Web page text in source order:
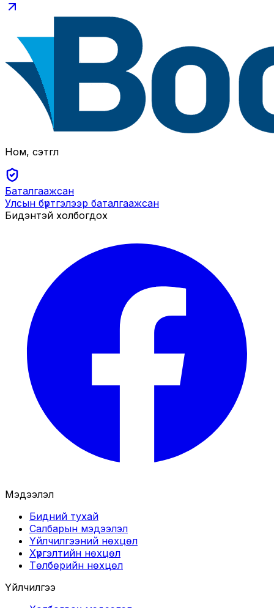
Ном, сэтгүүл
Баталгаажсан
Улсын бүртгэлээр баталгаажсан
Бидэнтэй холбогдох
Мэдээлэл
Бидний тухай
Салбарын мэдээлэл
Үйлчилгээний нөхцөл
Хүргэлтийн нөхцөл
Төлбөрийн нөхцөл
Үйлчилгээ